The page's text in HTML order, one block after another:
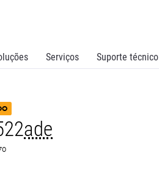
Serviços Suporte técnico
ade